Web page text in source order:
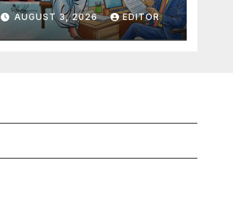
AUGUST 3, 2026 EDITOR